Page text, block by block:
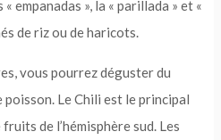
empanadas », la « parillada » et «
de riz ou de haricots.
vous pourrez déguster du
poisson. Le Chili est le principal
de l’hémisphère sud. Les